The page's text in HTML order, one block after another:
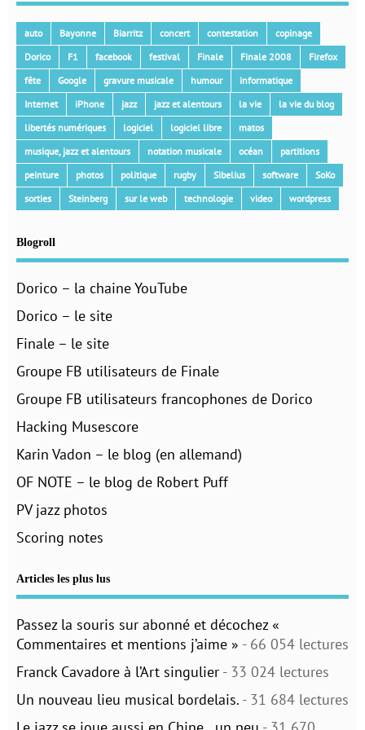
auto Bayonne Biarritz concert contestation
copinage
Dorico
F1 facebook festival Finale Finale 2008
Firefox
fête
Google gravure musicale humour
informatique
Internet
iPhone jazz jazz et alentours la vie
la vie du blog
libertés numériques
logiciel logiciel libre
matos
musique, jazz et alentours
notation musicale océan
partitions
peinture
photos politique rugby Sibelius software
SoKo
sorties
Steinberg sur le web technologie video wordpress
Blogroll
Dorico – la chaine YouTube
Dorico – le site
Finale – le site
Groupe FB utilisateurs de Finale
Groupe FB utilisateurs francophones de Dorico
Hacking Musescore
Karin Vadon – le blog (en allemand)
OF NOTE – le blog de Robert Puff
PV jazz photos
Scoring notes
Articles les plus lus
Passez la souris sur abonné et décochez «
Commentaires et mentions j’aime » - 66 054 lectures
Franck Cavadore à l’Art singulier - 33 024 lectures
Un nouveau lieu musical bordelais. - 31 684 lectures